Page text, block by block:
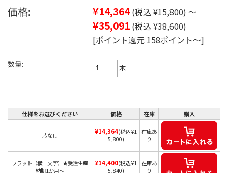
価格: ¥14,364 (税込 ¥15,800) ～
¥35,091 (税込 ¥38,600)
[ポイント還元 158ポイント～]
数量: 本
仕様をお選びください 価格 在庫 購入
芯なし
¥14,364(税込 ¥1
5,800)
在庫あ
り
フラット（横一文字）★受注生産
納期1か月～
¥14,400(税込 ¥1
5,840)
在庫あ
り